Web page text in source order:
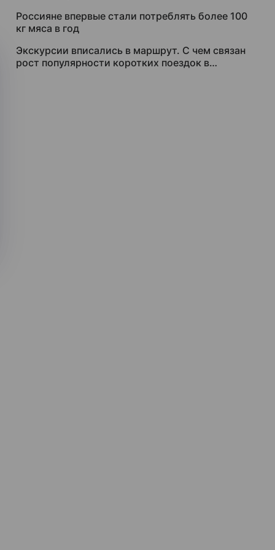
Россияне впервые стали потреблять более 100
кг мяса в год
Экскурсии вписались в маршрут. С чем связан
рост популярности коротких поездок в